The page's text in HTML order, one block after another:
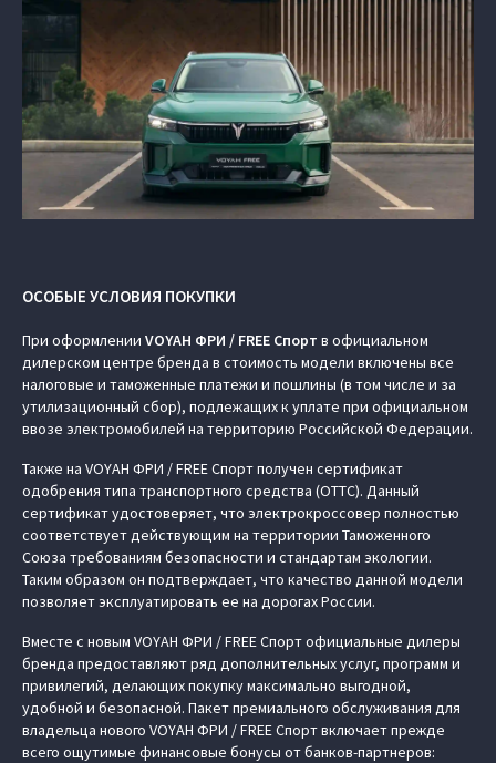
ОСОБЫЕ УСЛОВИЯ ПОКУПКИ
При оформлении VOYAH ФРИ / FREE Спорт в официальном
дилерском центре бренда в стоимость модели включены все
налоговые и таможенные платежи и пошлины (в том числе и за
утилизационный сбор), подлежащих к уплате при официальном
ввозе электромобилей на территорию Российской Федерации.
Также на VOYAH ФРИ / FREE Спорт получен сертификат
одобрения типа транспортного средства (ОТТС). Данный
сертификат удостоверяет, что электрокроссовер полностью
соответствует действующим на территории Таможенного
Союза требованиям безопасности и стандартам экологии.
Таким образом он подтверждает, что качество данной модели
позволяет эксплуатировать ее на дорогах России.
Вместе с новым VOYAH ФРИ / FREE Спорт официальные дилеры
бренда предоставляют ряд дополнительных услуг, программ и
привилегий, делающих покупку максимально выгодной,
удобной и безопасной. Пакет премиального обслуживания для
владельца нового VOYAH ФРИ / FREE Спорт включает прежде
всего ощутимые финансовые бонусы от банков-партнеров: